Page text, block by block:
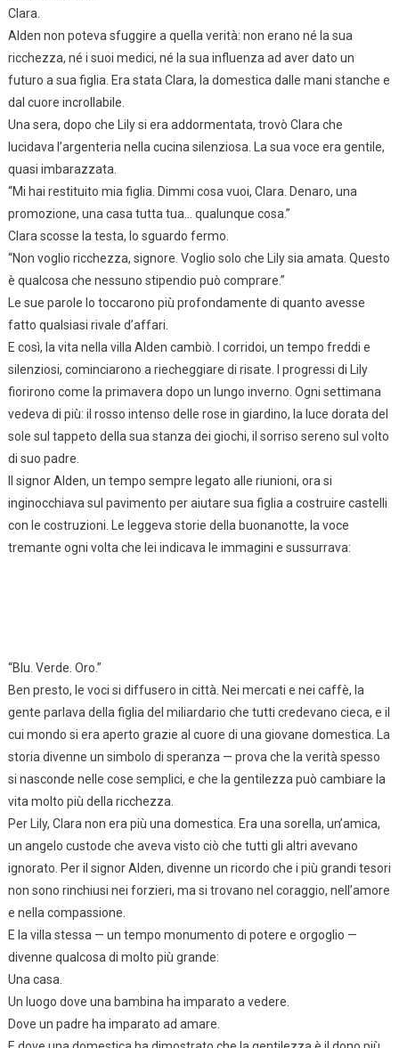
Clara.
Alden non poteva sfuggire a quella verità: non erano né la sua
ricchezza, né i suoi medici, né la sua influenza ad aver dato un
futuro a sua figlia. Era stata Clara, la domestica dalle mani stanche e
dal cuore incrollabile.
Una sera, dopo che Lily si era addormentata, trovò Clara che
lucidava l’argenteria nella cucina silenziosa. La sua voce era gentile,
quasi imbarazzata.
“Mi hai restituito mia figlia. Dimmi cosa vuoi, Clara. Denaro, una
promozione, una casa tutta tua… qualunque cosa.”
Clara scosse la testa, lo sguardo fermo.
“Non voglio ricchezza, signore. Voglio solo che Lily sia amata. Questo
è qualcosa che nessuno stipendio può comprare.”
Le sue parole lo toccarono più profondamente di quanto avesse
fatto qualsiasi rivale d’affari.
E così, la vita nella villa Alden cambiò. I corridoi, un tempo freddi e
silenziosi, cominciarono a riecheggiare di risate. I progressi di Lily
fiorirono come la primavera dopo un lungo inverno. Ogni settimana
vedeva di più: il rosso intenso delle rose in giardino, la luce dorata del
sole sul tappeto della sua stanza dei giochi, il sorriso sereno sul volto
di suo padre.
Il signor Alden, un tempo sempre legato alle riunioni, ora si
inginocchiava sul pavimento per aiutare sua figlia a costruire castelli
con le costruzioni. Le leggeva storie della buonanotte, la voce
tremante ogni volta che lei indicava le immagini e sussurrava:
“Blu. Verde. Oro.”
Ben presto, le voci si diffusero in città. Nei mercati e nei caffè, la
gente parlava della figlia del miliardario che tutti credevano cieca, e il
cui mondo si era aperto grazie al cuore di una giovane domestica. La
storia divenne un simbolo di speranza — prova che la verità spesso
si nasconde nelle cose semplici, e che la gentilezza può cambiare la
vita molto più della ricchezza.
Per Lily, Clara non era più una domestica. Era una sorella, un’amica,
un angelo custode che aveva visto ciò che tutti gli altri avevano
ignorato. Per il signor Alden, divenne un ricordo che i più grandi tesori
non sono rinchiusi nei forzieri, ma si trovano nel coraggio, nell’amore
e nella compassione.
E la villa stessa — un tempo monumento di potere e orgoglio —
divenne qualcosa di molto più grande:
Una casa.
Un luogo dove una bambina ha imparato a vedere.
Dove un padre ha imparato ad amare.